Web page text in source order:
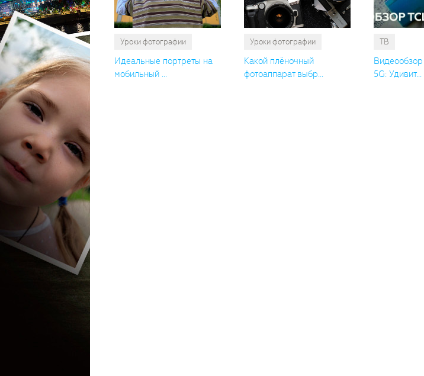
Уроки фотографии
Идеальные портреты на
мобильный ...
Уроки фотографии
Какой плёночный
фотоаппарат выбр...
ТВ
5G: Удивит...